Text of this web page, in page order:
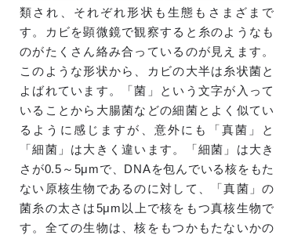
類され、それぞれ形状も生態もさまざまで
す。カビを顕微鏡で観察すると糸のようなも
のがたくさん絡み合っているのが見えます。
このような形状から、カビの大半は糸状菌と
よばれています。「菌」という文字が入って
いることから大腸菌などの細菌とよく似てい
るように感じますが、意外にも「真菌」と
「細菌」は大きく違います。「細菌」は大き
さが0.5～5μmで、DNAを包んでいる核をもた
ない原核生物であるのに対して、「真菌」の
菌糸の太さは5μm以上で核をもつ真核生物で
す。全ての生物は、核をもつかもたないかの